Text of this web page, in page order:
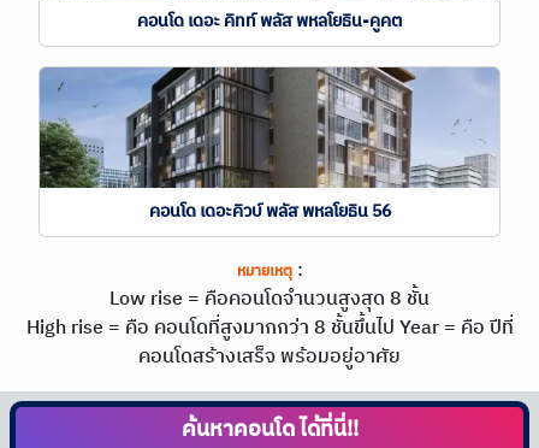
คอนโด เดอะ คิทท์ พลัส พหลโยธิน-คูคต
คอนโด เดอะคิวบ์ พลัส พหลโยธิน 56
หมายเหตุ:
Low rise = คือคอนโดจำนวนสูงสุด 8 ชั้น
High rise = คือ คอนโดที่สูงมากกว่า 8 ชั้นขึ้นไปYear = คือ ปีที่
คอนโดสร้างเสร็จ พร้อมอยู่อาศัย
ค้นหาคอนโดได้ที่นี่!!